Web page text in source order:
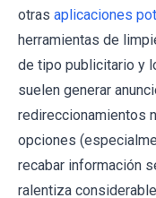
otras aplicaciones
herramientas de
de tipo publicitario y
suelen generar
redireccionamientos
opciones
recabar información
ralentiza